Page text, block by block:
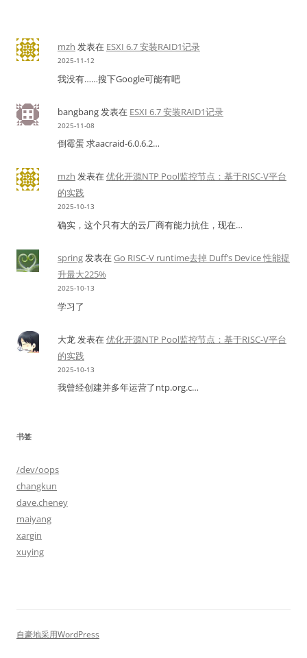
mzh 发表在 ESXI 6.7 安装RAID1记录
2025-11-12
我没有……搜下Google可能有吧
bangbang发表在 ESXI 6.7 安装RAID1记录
2025-11-08
倒霉蛋 求aacraid-6.0.6.2…
mzh 发表在优化开源NTP Pool监控节点：基于RISC-V平台
的实践
2025-10-13
确实，这个只有大的云厂商有能力抗住，现在…
spring发表在Go RISC-V runtime去掉 Duff’s Device 性能提
升最大225%
2025-10-13
学习了
大龙发表在优化开源NTP Pool监控节点：基于RISC-V平台
的实践
2025-10-13
我曾经创建并多年运营了ntp.org.c…
书签
/dev/oops
changkun
dave.cheney
maiyang
xargin
xuying
自豪地采用WordPress